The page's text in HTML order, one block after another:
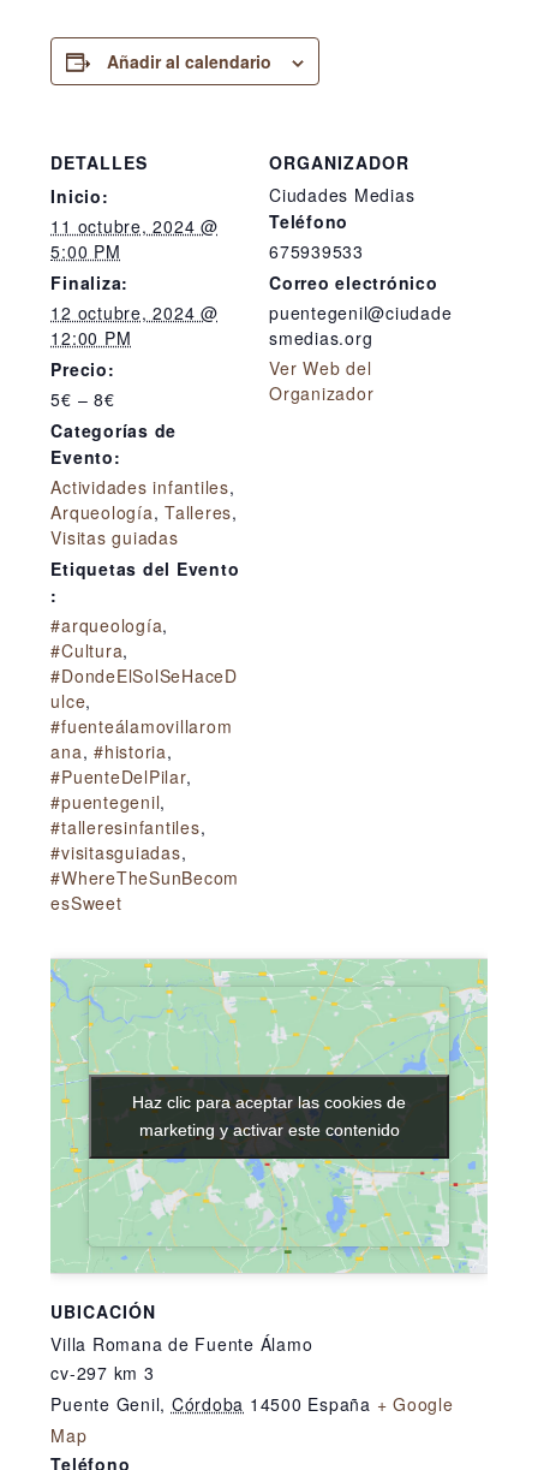
Añadir al calendario
DETALLES
Inicio:
11 octubre, 2024 @
5:00 PM
Finaliza:
12 octubre, 2024 @
12:00 PM
Precio:
5€ – 8€
Categorías de
Evento:
Actividades infantiles,
Arqueología,Talleres,
Visitas guiadas
Etiquetas del Evento
:
#arqueología,
#Cultura,
#DondeElSolSeHaceD
ulce,
#fuenteálamovillarom
ana,#historia,
#PuenteDelPilar,
#puentegenil,
#talleresinfantiles,
#visitasguiadas,
#WhereTheSunBecom
esSweet
ORGANIZADOR
Ciudades Medias
Teléfono
675939533
Correo electrónico
puentegenil@ciudade
smedias.org
Ver Web del
Organizador
UBICACIÓN
Villa Romana de Fuente Álamo
cv-297 km 3
Puente Genil, Córdoba 14500 España + Google
Map
Teléfono
Haz clic para aceptar las cookies de
marketing y activar este contenido
Haz clic para aceptar las cookies de
marketing y activar este contenido